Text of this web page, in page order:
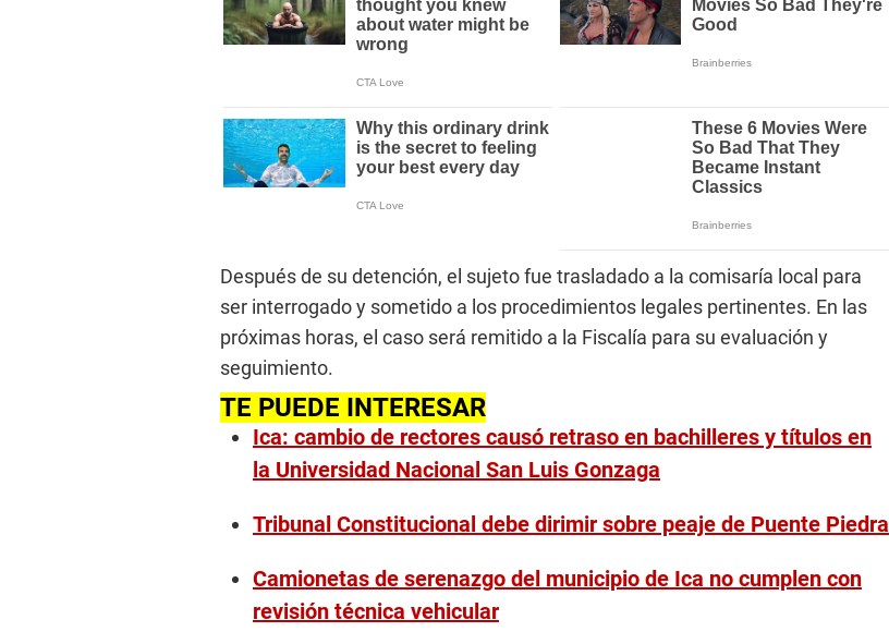
Después de su detención, el sujeto fue trasladado a la comisaría local para
ser interrogado y sometido a los procedimientos legales pertinentes. En las
próximas horas, el caso será remitido a la Fiscalía para su evaluación y
seguimiento.
TE PUEDE INTERESAR
Ica: cambio de rectores causó retraso en bachilleres y títulos en
la Universidad Nacional San Luis Gonzaga
Tribunal Constitucional debe dirimir sobre peaje de Puente Piedra
Camionetas de serenazgo del municipio de Ica no cumplen con
revisión técnica vehicular